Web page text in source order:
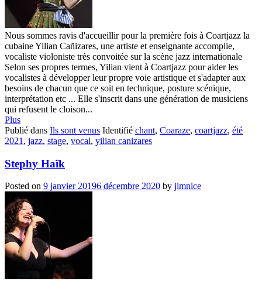
Nous sommes ravis d'accueillir pour la première fois à Coartjazz la
cubaine Yilian Cañizares, une artiste et enseignante accomplie,
vocaliste violoniste très convoitée sur la scène jazz internationale
Selon ses propres termes, Yilian vient à Coartjazz pour aider les
vocalistes à développer leur propre voie artistique et s'adapter aux
besoins de chacun que ce soit en technique, posture scénique,
interprétation etc ... Elle s'inscrit dans une génération de musiciens
qui refusent le cloison...
Plus
Publié dans Ils sont venus Identifié chant, Coaraze, coartjazz, été
2021 , jazz, stage, vocal, yilian canizares
Stephy Haïk
Posted on 9 janvier 20196 décembre 2020 by jimnice